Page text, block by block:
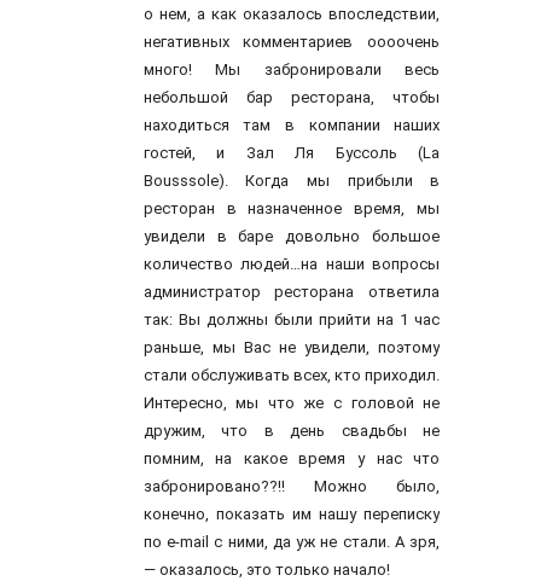
о нем, а как оказалось впоследствии,
негативных комментариев оооочень
много! Мы забронировали весь
небольшой бар ресторана, чтобы
находиться там в компании наших
гостей, и Зал Ля Буссоль (La
Bousssole). Когда мы прибыли в
ресторан в назначенное время, мы
увидели в баре довольно большое
количество людей…на наши вопросы
администратор ресторана ответила
так: Вы должны были прийти на 1 час
раньше, мы Вас не увидели, поэтому
стали обслуживать всех, кто приходил.
Интересно, мы что же с головой не
дружим, что в день свадьбы не
помним, на какое время у нас что
забронировано??!! Можно было,
конечно, показать им нашу переписку
по e-mail с ними, да уж не стали. А зря,
— оказалось, это только начало!